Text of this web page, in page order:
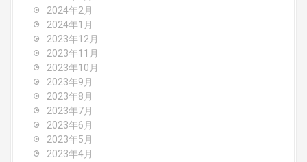
2024年2月
2024年1月
2023年12月
2023年11月
2023年10月
2023年9月
2023年8月
2023年7月
2023年6月
2023年5月
2023年4月